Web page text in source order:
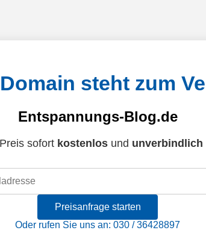
steht zum
Entspannungs-Blog.de
sofort kostenlosund unverbindlich
Preisanfrage starten
Oder rufen Sie uns an: 030 / 36428897